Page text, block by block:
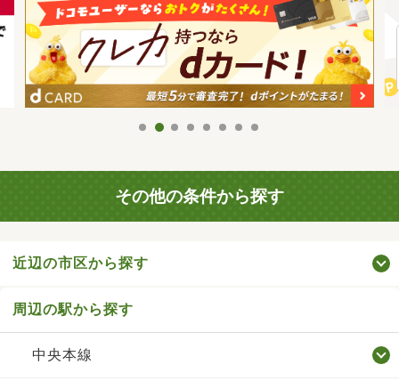
その他の条件から探す
近辺の市区から探す
周辺の駅から探す
中央本線